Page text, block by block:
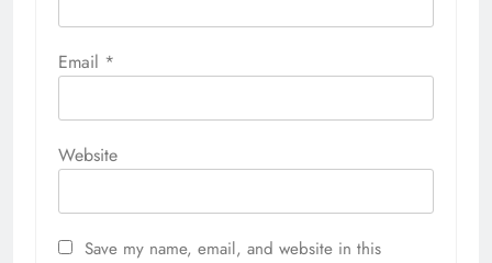
Email *
Website
Save my name, email, and website in this